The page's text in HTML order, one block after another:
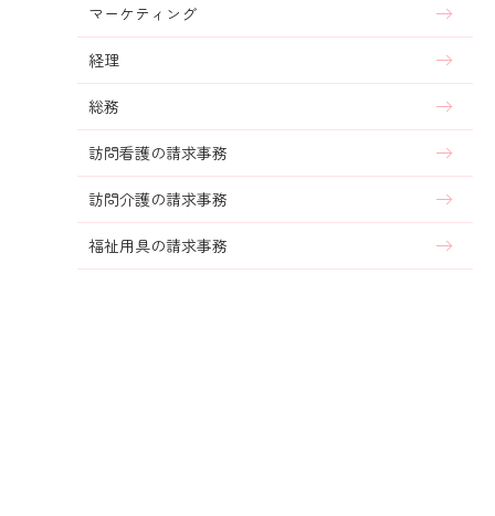
マーケティング
経理
総務
訪問看護の請求事務
訪問介護の請求事務
福祉用具の請求事務